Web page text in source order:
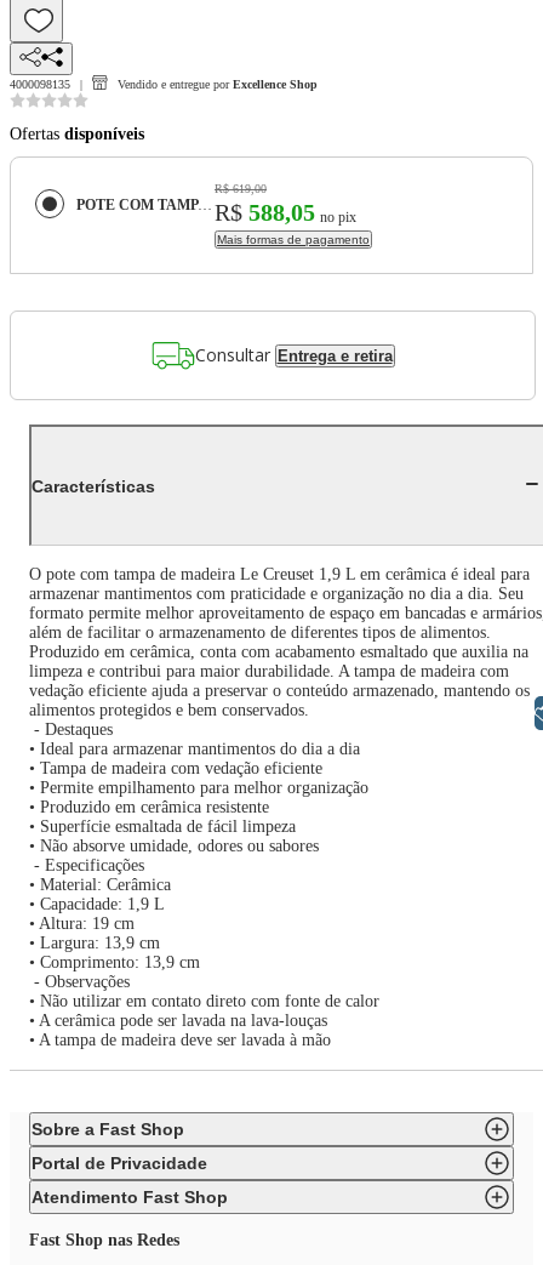
4000098135 Vendido e entregue por Excellence Shop
Ofertas disponíveis
POTE COM TAMPA DE MADEIRA LE CREUSET 1,9L EM CERÂMICA LARANJA 91044404090000
R$ 619,00
R$ 588,05 no pix
Mais formas de pagamento
Consultar Entrega e retira
Características
O pote com tampa de madeira Le Creuset 1,9 L em cerâmica é ideal para
armazenar mantimentos com praticidade e organização no dia a dia. Seu
formato permite melhor aproveitamento de espaço em bancadas e
além de facilitar o armazenamento de diferentes tipos de alimentos.
Produzido em cerâmica, conta com acabamento esmaltado que auxilia na
limpeza e contribui para maior durabilidade. A tampa de madeira com
vedação eficiente ajuda a preservar o conteúdo armazenado, mantendo os
alimentos protegidos e bem conservados.
- Destaques
• Ideal para armazenar mantimentos do dia a dia
• Tampa de madeira com vedação eficiente
• Permite empilhamento para melhor organização
• Produzido em cerâmica resistente
• Superfície esmaltada de fácil limpeza
• Não absorve umidade, odores ou sabores
- Especificações
• Material: Cerâmica
• Capacidade: 1,9 L
• Altura: 19 cm
• Largura: 13,9 cm
• Comprimento: 13,9 cm
- Observações
• Não utilizar em contato direto com fonte de calor
• A cerâmica pode ser lavada na lava-louças
• A tampa de madeira deve ser lavada à mão
Sobre a Fast Shop
Portal de Privacidade
Atendimento Fast Shop
Fast Shop nas Redes